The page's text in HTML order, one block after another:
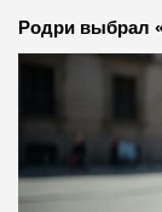
Родри выбрал